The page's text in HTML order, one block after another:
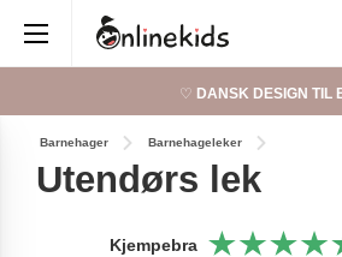
♡ DANSK DESIGN TIL
Barnehager Barnehageleker
Utendørs lek
Kjempebra